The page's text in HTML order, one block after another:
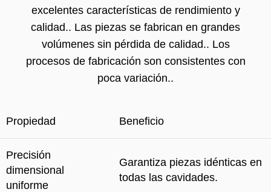
excelentes características de rendimiento y
calidad.. Las piezas se fabrican en grandes
volúmenes sin pérdida de calidad.. Los
procesos de fabricación son consistentes con
poca variación..
Propiedad Beneficio
Precisión
dimensional
uniforme
Garantiza piezas idénticas en
todas las cavidades.